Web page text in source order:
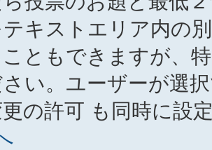
キストエリア内の
ともできますが、
さい。ユーザーが選
更の許可 も同時に設